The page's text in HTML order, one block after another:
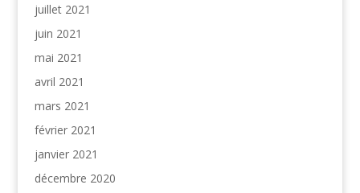
juillet 2021
juin 2021
mai 2021
avril 2021
mars 2021
février 2021
janvier 2021
décembre 2020